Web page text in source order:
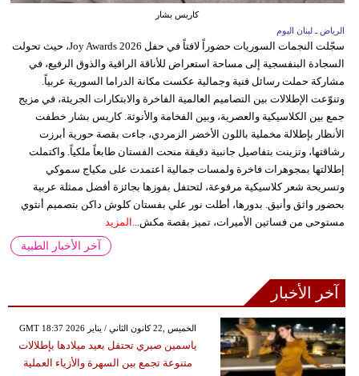
كاريس بشار
الرياض ـ لبنان اليوم
سجّلت النجمات السوريات حضوراً لافتاً في حفل Joy Awards 2026، حيث تحولت
السجادة البنفسجية إلى مساحة استعراض للأناقة الراقية والذوق الرفيع، في
مشاركة حملت رسائل فنية وجمالية عكست مكانة الدراما السورية عربياً.
وتنوّعت الإطلالات بين التصاميم العالمية الفاخرة والابتكارات الجريئة، في مزيج
جمع بين الكلاسيكية والعصرية، وبين الفخامة والأنوثة. كاريس بشار خطفت
الأنظار بإطلالة مخملية باللون الأخضر الزمردي، جاءت بقصة حورية أبرزت
رشاقتها، وتزينت بتفاصيل جانبية دقيقة منحت الفستان طابعاً ملكياً. واكتملت
إطلالتها بمجوهرات فاخرة ولمسات جمالية اعتمدت على مكياج سموكي
وتسريحة شعر كلاسيكية مرفوعة، لتحتفل بفوزها بجائزة أفضل ممثلة عربية
بحضور واثق وأنيق. بدورها، أطلت نور علي بفستان كلوش داكن بتصميم أنثوي
مستوحى من فساتين الأميرات، تميز بقصة مكش... المزيد
آخر الأخبار الطبية
آخر الأخبار
GMT 18:37 2026 الخميس ,22 كانون الثاني / يناير
ياسمين صبري تحتفل بعيد ميلادها بإطلالات
متنوعة تجمع بين السهرة والأزياء العملية